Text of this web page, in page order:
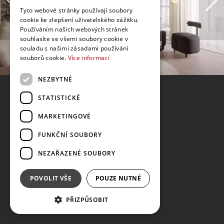
Tyto webové stránky používají soubory
cookie ke zlepšení uživatelského zážitku.
Používáním našich webových stránek
souhlasíte se všemi soubory cookie v
souladu s našimi zásadami používání
souborů cookie. Více informací
NEZBYTNÉ
STATISTICKÉ
MARKETINGOVÉ
FUNKČNÍ SOUBORY
NEZAŘAZENÉ SOUBORY
POVOLIT VŠE POUZE NUTNÉ
PŘIZPŮSOBIT